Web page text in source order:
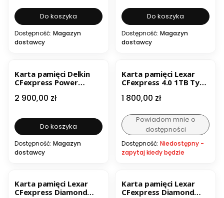
Do koszyka
Dostępność: Magazyn
dostawcy
Do koszyka
Dostępność: Magazyn
dostawcy
Karta pamięci Delkin
CFexpress Power
Cena
2 900,00 zł
Do koszyka
Dostępność: Magazyn
dostawcy
Karta pamięci Lexar
CFexpress 4.0 1TB Typ
Cena
1 800,00 zł
Powiadom mnie o
dostępności
Dostępność: Niedostępny -
zapytaj kiedy będzie
Karta pamięci Lexar
CFexpress Diamond
Karta pamięci Lexar
CFexpress Diamond